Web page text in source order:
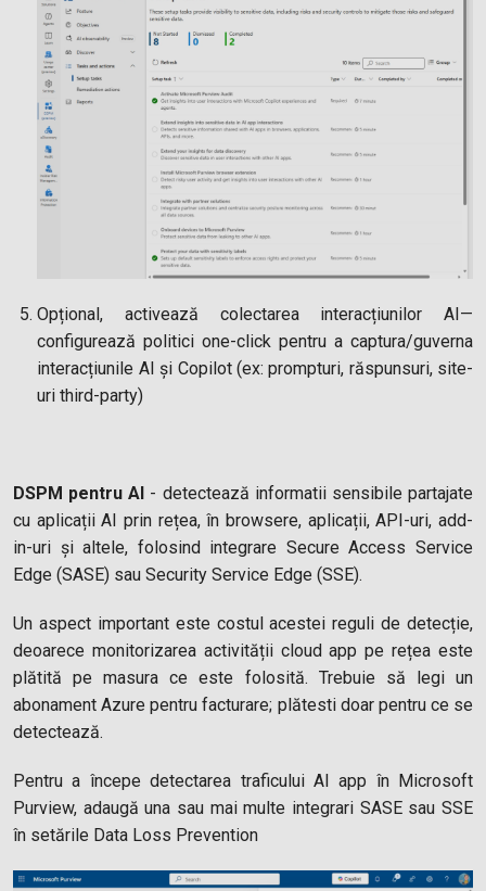
Opțional, activează colectarea interacțiunilor AI—
configurează politici one-click pentru a captura/guverna
interacțiunile AI și Copilot (ex: prompturi, răspunsuri, site-
uri third-party)
DSPM pentru AI - detectează informatii sensibile partajate
cu aplicații AI prin rețea, în browsere, aplicații, API-uri, add-
in-uri și altele, folosind integrare Secure Access Service
Edge (SASE) sau Security Service Edge (SSE).
Un aspect important este costul acestei reguli de detecție,
deoarece monitorizarea activității cloud app pe rețea este
plătită pe masura ce este folosită. Trebuie să legi un
abonament Azure pentru facturare; plătesti doar pentru ce se
detectează.
Pentru a începe detectarea traficului AI app în Microsoft
Purview, adaugă una sau mai multe integrari SASE sau SSE
în setările Data Loss Prevention